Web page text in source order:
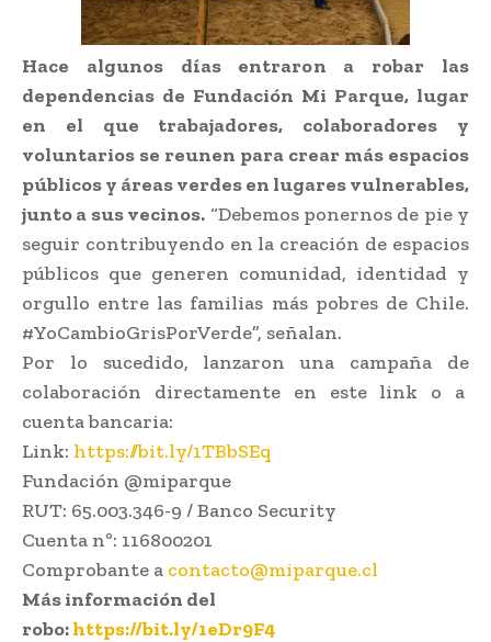
Hace algunos días entraron a robar las
dependencias de Fundación Mi Parque, lugar
en el que trabajadores, colaboradores y
voluntarios se reunen para crear más espacios
públicos y áreas verdes en lugares vulnerables,
junto a sus vecinos. “Debemos ponernos de pie y
seguir contribuyendo en la creación de espacios
públicos que generen comunidad, identidad y
orgullo entre las familias más pobres de Chile.
#‎YoCambioGrisPorVerde”, señalan.
Por lo sucedido, lanzaron una campaña de
colaboración directamente en este link o a
cuenta bancaria:
Link: https://bit.ly/1TBbSEq
Fundación @miparque
RUT: 65.003.346-9 / Banco Security
Cuenta nº: 116800201
Comprobante a contacto@miparque.cl
Más información del
robo:https://bit.ly/1eDr9F4